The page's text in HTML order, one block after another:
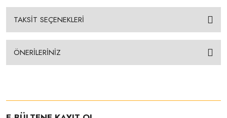
TAKSİT SEÇENEKLERİ
ÖNERİLERİNİZ